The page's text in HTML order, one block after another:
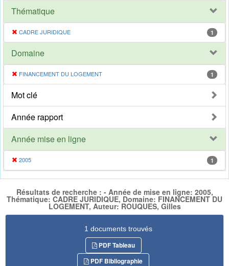
Thématique
CADRE JURIDIQUE 1
Domaine
FINANCEMENT DU LOGEMENT 1
Mot clé
Année rapport
Année mise en ligne
2005 1
Résultats de recherche : - Année de mise en ligne: 2005,
Thématique: CADRE JURIDIQUE, Domaine: FINANCEMENT DU
LOGEMENT, Auteur: ROUQUES, Gilles
1 documents trouvés
PDF Tableau
PDF Bibliographie